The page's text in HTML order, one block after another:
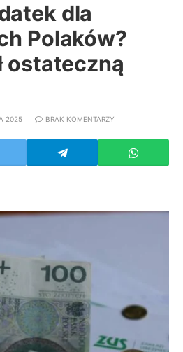
dla
Polaków?
ostateczną
2025 BRAK KOMENTARZY